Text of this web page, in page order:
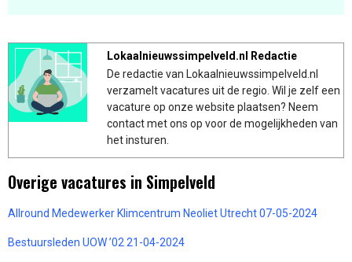
Lokaalnieuwssimpelveld.nl Redactie
De redactie van Lokaalnieuwssimpelveld.nl
verzamelt vacatures uit de regio. Wil je zelf een
vacature op onze website plaatsen? Neem
contact met ons op voor de mogelijkheden van
het insturen.
Overige vacatures in Simpelveld
Allround Medewerker Klimcentrum Neoliet Utrecht 07-05-2024
Bestuursleden UOW ’02 21-04-2024